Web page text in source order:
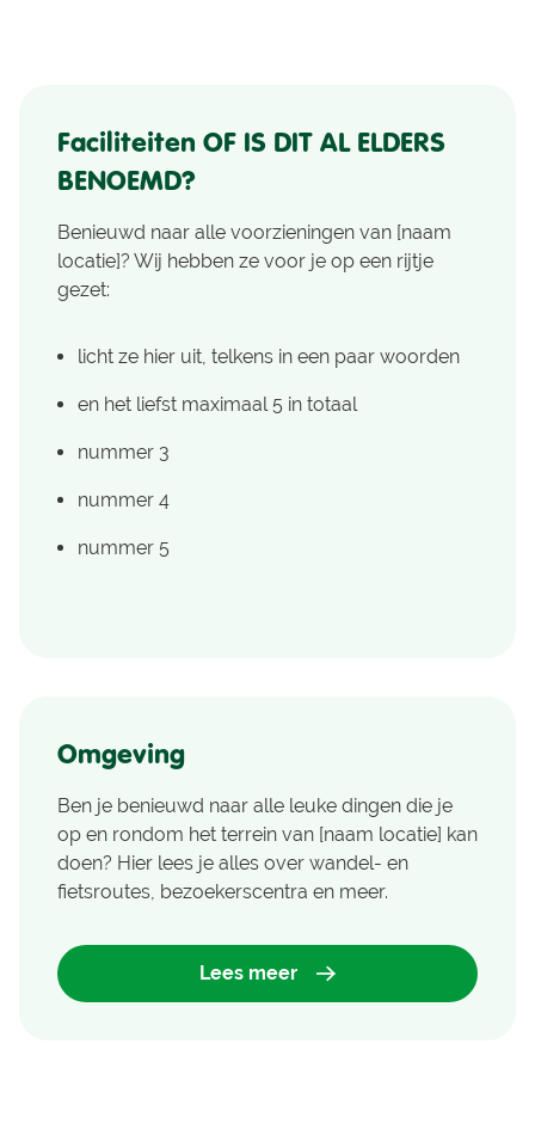
Faciliteiten OF IS DIT AL ELDERS
BENOEMD?
Benieuwd naar alle voorzieningen van [naam
locatie]? Wij hebben ze voor je op een rijtje
gezet:
licht ze hier uit, telkens in een paar woorden
en het liefst maximaal 5 in totaal
nummer 3
nummer 4
nummer 5
Omgeving
Ben je benieuwd naar alle leuke dingen die je
op en rondom het terrein van [naam locatie] kan
doen? Hier lees je alles over wandel- en
fietsroutes, bezoekerscentra en meer.
Lees meer